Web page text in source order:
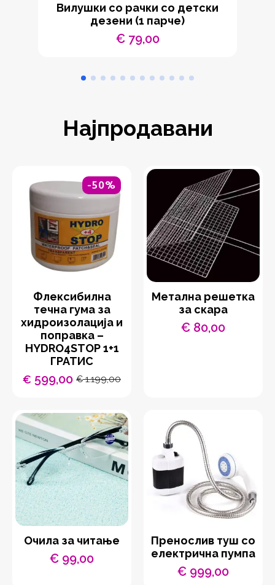
Вилушки со рачки со детски
дезени (1 парче)
€79,00
Најпродавани
-50%
Флексибилна
течна гума за
хидроизолација и
поправка –
HYDRO4STOP 1+1
ГРАТИС
€1.199,00
Original
was:
€ 1.199,00.
€ 599,00Current
is:
€ 599,00.
Метална решетка
за скара
€ 80,00
Очила за читање
€ 99,00
Пренослив туш со
електрична пумпа
€ 999,00